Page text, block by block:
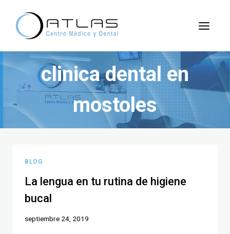
clinica dental en
mostoles
BLOG
La lengua en tu rutina de higiene
bucal
septiembre 24, 2019